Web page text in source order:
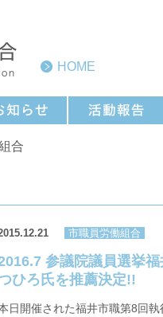
HOME
合
市職員労働組合
参議院議員選挙
ひろ氏を推薦決定!!
日開催された福井市職第8回